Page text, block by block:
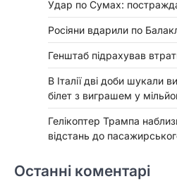
Удар по Сумах:
Росіяни вдарили по
Генштаб підрахував
В Італії дві доби шукали
білет з виграшем у
Гелікоптер Трампа
відстань до
Останні коментарі